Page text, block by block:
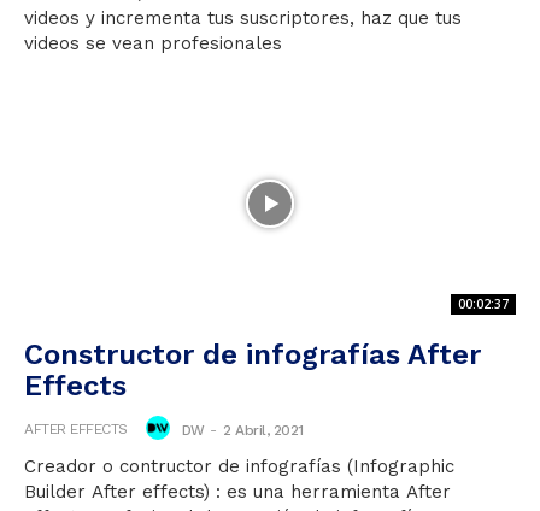
videos y incrementa tus suscriptores, haz que tus
videos se vean profesionales
00:02:37
Constructor de infografías After
Effects
AFTER EFFECTS DW - 2 Abril, 2021
Creador o contructor de infografías (Infographic
Builder After effects) : es una herramienta After